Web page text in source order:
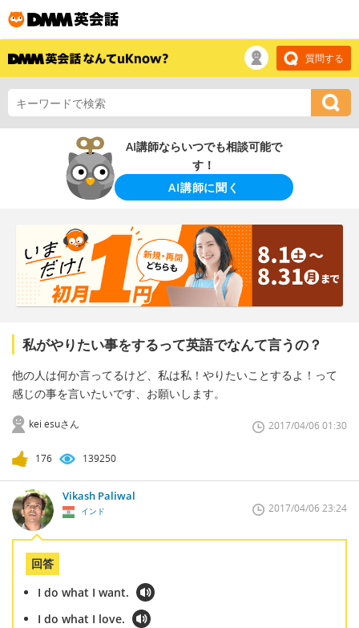
質問する
AI講師ならいつでも相談可能で
す！
AI講師に聞く
私がやりたい事をするって英語でなんて言うの？
他の人は何か言ってるけど、私は私！やりたいことするよ！って
感じの事を言いたいです、お願いします。
kei esuさん 2017/04/06 01:30
176 139250
Vikash Paliwal
インド 2017/04/06 23:24
回答
I do what I want.
I do what I love.